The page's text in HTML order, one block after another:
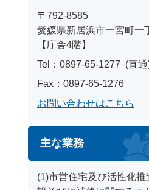
〒792-8585
愛媛県新居浜市一宮町一
【庁舎4階】
Tel：0897-65-1277
直通
Fax：0897-65-1276
お問い合わせはこちら
主な業務
(1)市営住宅及び活性化推